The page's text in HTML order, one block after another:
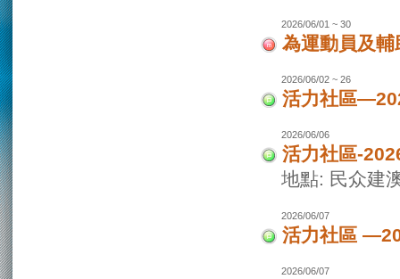
2026/06/01 ~ 30
為運動員及
2026/06/02 ~ 26
活力社區
2026/06/06
活力社區-
地點: 民众建
2026/06/07
活力社區
2026/06/07